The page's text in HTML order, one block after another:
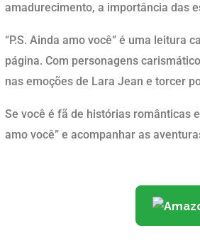
amadurecimento, a importância das
“P.S. Ainda amo você” é uma leitura
página. Com personagens
nas emoções de Lara Jean e torcer
Se você é fã de histórias românticas
amo você” e acompanhar as